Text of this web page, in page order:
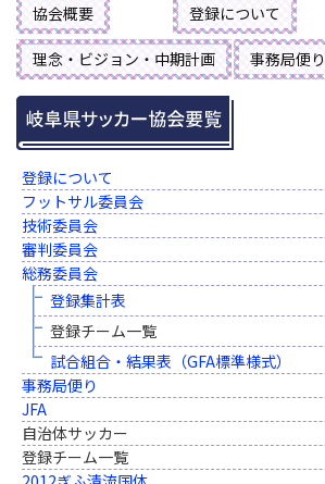
協会概要 登録について
理念・ビジョン・中期計画 事務局便り
登録について
フットサル委員会
技術委員会
審判委員会
総務委員会
登録集計表
登録チーム一覧
試合組合・結果表（GFA標準様式）
事務局便り
JFA
自治体サッカー
登録チーム一覧